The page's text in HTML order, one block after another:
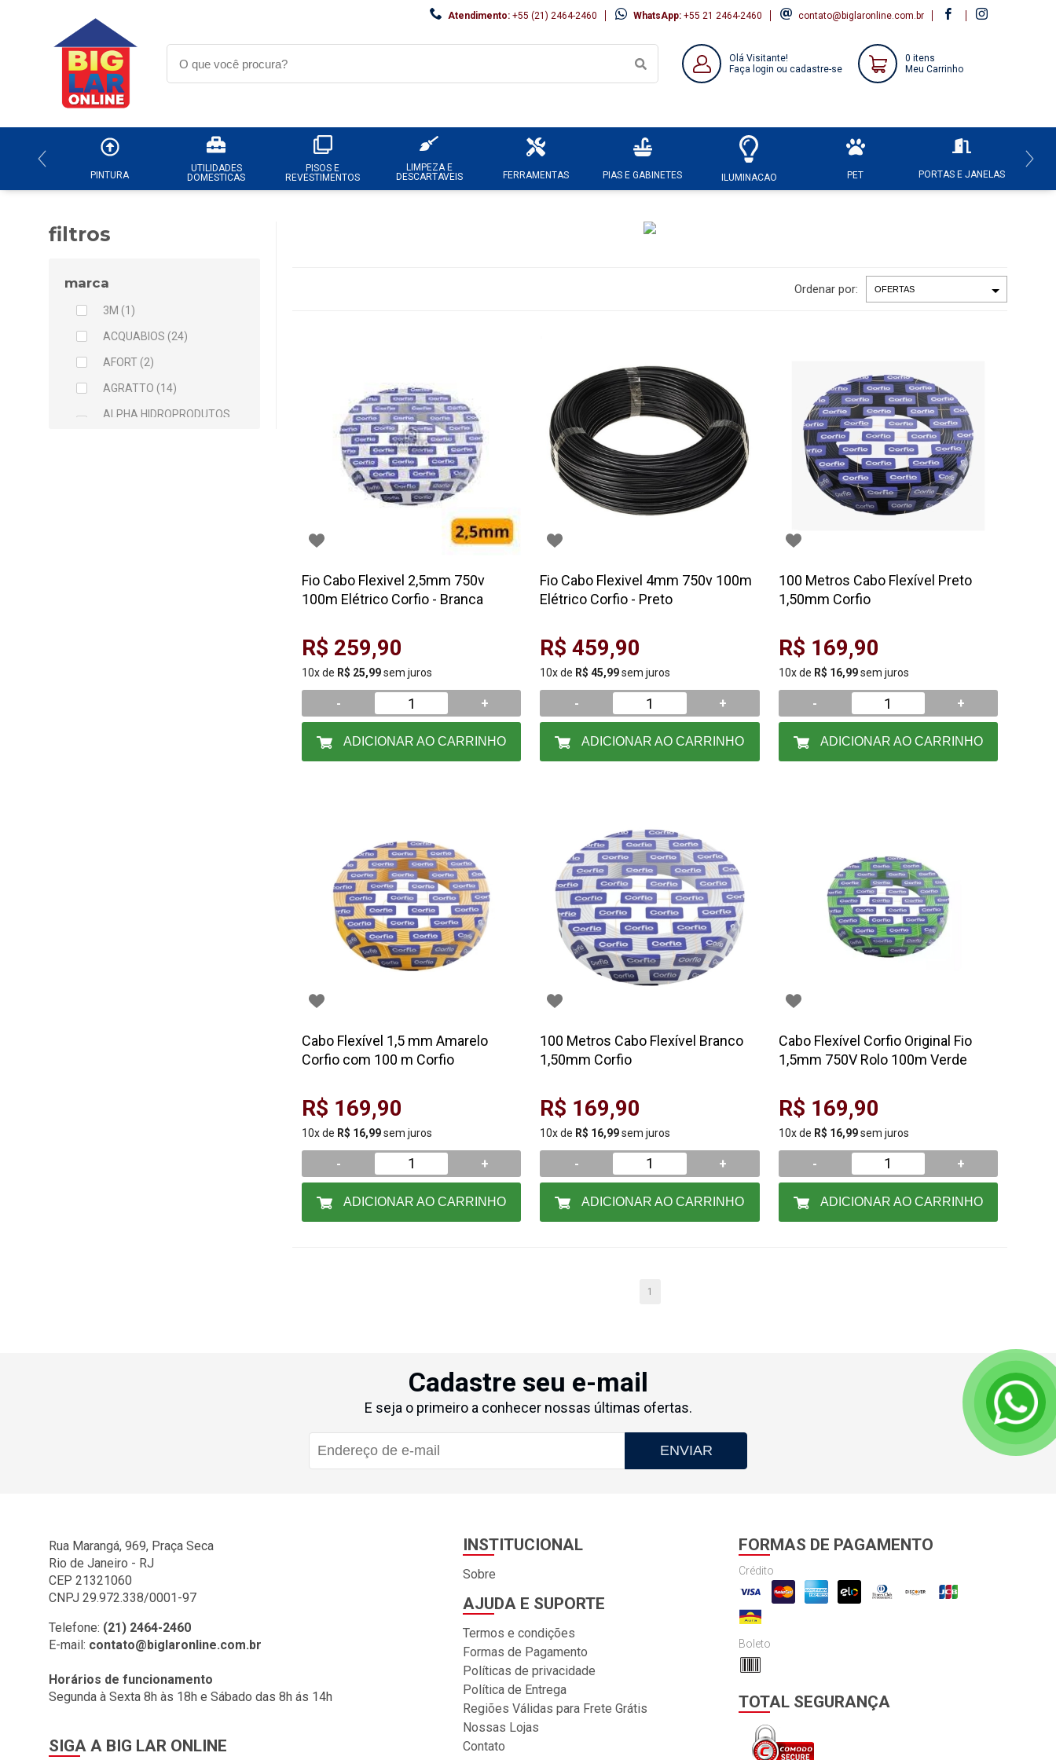
Atendimento: +55 (21) 2464-2460 WhatsApp: +55 21 2464-2460 contato@biglaronline.com.br
Olá Visitante!
Faça login ou cadastre-se
0 itens
Meu Carrinho
PINTURA
UTILIDADES
DOMESTICAS
PISOS E
REVESTIMENTOS
LIMPEZA E
DESCARTAVEIS
FERRAMENTAS PIAS E GABINETES ILUMINACAO PET PORTAS E JANELAS
filtros
marca
3M (1)
ACQUABIOS (24)
AFORT (2)
AGRATTO (14)
ALPHA HIDROPRODUTOS
FREOLE (1)
GERMER (20)
GTEX (1)
HAMMER (1)
HIDRO FILTROS (4)
HIGIE PLUS (1)
HTH (2)
INOWAR (2)
Ordenar por:
Fio Cabo Flexivel 2,5mm 750v
100m Elétrico Corfio - Branca
R$ 259,90
10x de R$ 25,99sem juros
- +
ADICIONAR AO CARRINHO
Fio Cabo Flexivel 4mm 750v 100m
Elétrico Corfio - Preto
R$ 459,90
10x de R$ 45,99sem juros
- +
ADICIONAR AO CARRINHO
100 Metros Cabo Flexível Preto
1,50mm Corfio
R$ 169,90
10x de R$ 16,99sem juros
- +
ADICIONAR AO CARRINHO
Cabo Flexível 1,5 mm Amarelo
Corfio com 100 m Corfio
R$ 169,90
10x de R$ 16,99sem juros
- +
ADICIONAR AO CARRINHO
100 Metros Cabo Flexível Branco
1,50mm Corfio
R$ 169,90
10x de R$ 16,99sem juros
- +
ADICIONAR AO CARRINHO
Cabo Flexível Corfio Original Fio
1,5mm 750V Rolo 100m Verde
R$ 169,90
10x de R$ 16,99sem juros
- +
ADICIONAR AO CARRINHO
1
Cadastre seu e-mail
E seja o primeiro a conhecer nossas últimas ofertas.
ENVIAR
Rua Marangá, 969, Praça Seca
Rio de Janeiro - RJ
CEP 21321060
CNPJ 29.972.338/0001-97
Telefone: (21) 2464-2460
E-mail: contato@biglaronline.com.br
Horários de funcionamento
Segunda à Sexta 8h às 18h e Sábado das 8h ás 14h
SIGA A BIG LAR ONLINE
INSTITUCIONAL
Sobre
AJUDA E SUPORTE
Termos e condições
Formas de Pagamento
Políticas de privacidade
Política de Entrega
Regiões Válidas para Frete Grátis
Nossas Lojas
Contato
FORMAS DE PAGAMENTO
Crédito
Boleto
TOTAL SEGURANÇA